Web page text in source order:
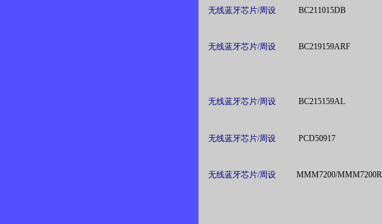
无线蓝牙芯片/周设 BC211015DB
无线蓝牙芯片/周设 BC219159ARF
无线蓝牙芯片/周设 BC215159AL
无线蓝牙芯片/周设 PCD50917
无线蓝牙芯片/周设 MMM7200/